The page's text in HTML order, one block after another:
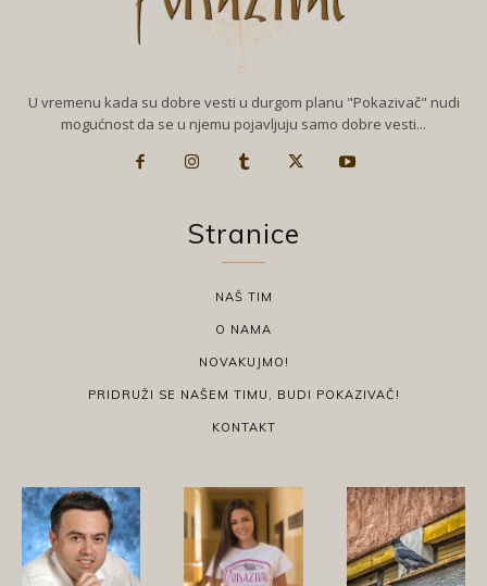
U vremenu kada su dobre vesti u durgom planu "Pokazivač" nudi
mogućnost da se u njemu pojavljuju samo dobre vesti...
Stranice
NAŠ TIM
O NAMA
NOVAKUJMO!
PRIDRUŽI SE NAŠEM TIMU, BUDI POKAZIVAČ!
KONTAKT